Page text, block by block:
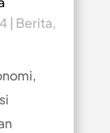
| Berita,